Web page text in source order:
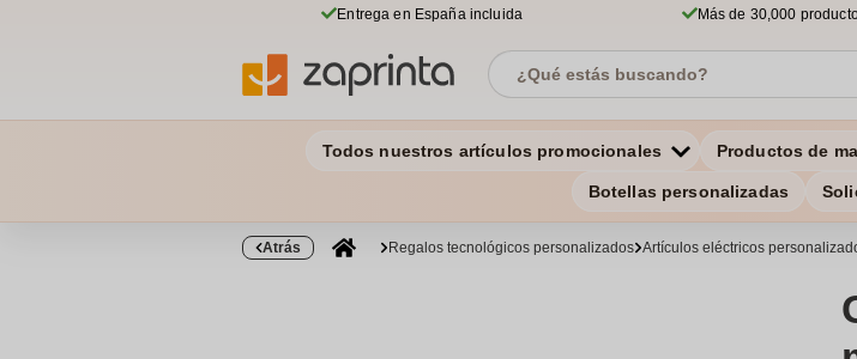
Entrega en España incluida Más de 30,000
Todos nuestros artículos promocionales Productos de
Botellas personalizadas
Atrás Regalos tecnológicos personalizados Artículos eléctricos